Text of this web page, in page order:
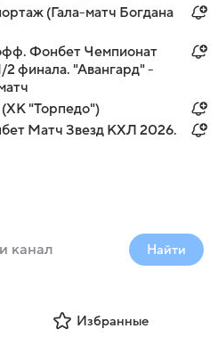
(Гала-матч Богдана
Фонбет Чемпионат
финала. "Авангард" -
"Торпедо")
Матч Звезд КХЛ 2026.
Найти
Избранные